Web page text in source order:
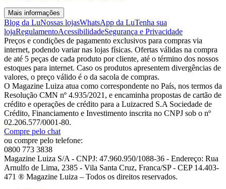
Mais informações
Blog da LuNossas lojasWhatsApp da LuTenha sua
lojaRegulamentoAcessibilidadeSegurança e Privacidade
Preços e condições de pagamento exclusivos para compras via
internet, podendo variar nas lojas físicas. Ofertas válidas na compra
de até 5 peças de cada produto por cliente, até o término dos nossos
estoques para internet. Caso os produtos apresentem divergências de
valores, o preço válido é o da sacola de compras.
O Magazine Luiza atua como correspondente no País, nos termos da
Resolução CMN nº 4.935/2021, e encaminha propostas de cartão de
crédito e operações de crédito para a Luizacred S.A Sociedade de
Crédito, Financiamento e Investimento inscrita no CNPJ sob o nº
02.206.577/0001-80.
Compre pelo chat
ou compre pelo telefone:
0800 773 3838
Magazine Luiza S/A - CNPJ: 47.960.950/1088-36 - Endereço: Rua
Arnulfo de Lima, 2385 - Vila Santa Cruz, Franca/SP - CEP 14.403-
471 ® Magazine Luiza – Todos os direitos reservados.